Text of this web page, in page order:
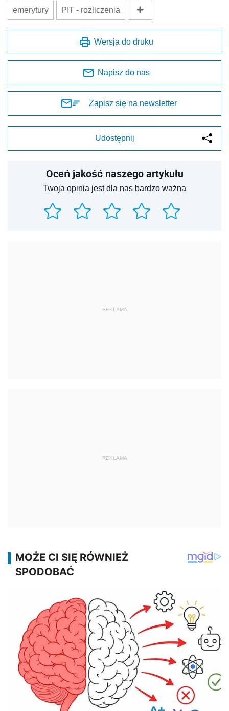
emerytury PIT - rozliczenia
Wersja do druku
Napisz do nas
Zapisz się na newsletter
Udostępnij
Oceń jakość naszego artykułu
Twoja opinia jest dla nas bardzo ważna
REKLAMA
REKLAMA